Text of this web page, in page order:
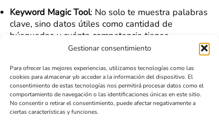
Gestionar consentimiento
Para ofrecer las mejores experiencias, utilizamos tecnologías como las
cookies para almacenar y/o acceder a la información del dispositivo. El
consentimiento de estas tecnologías nos permitirá procesar datos como el
comportamiento de navegación o las identificaciones únicas en este sitio.
No consentir o retirar el consentimiento, puede afectar negativamente a
ciertas características y funciones.
Keyword Magic Tool: No solo te muestra palabras
clave, sino datos útiles como cantidad de
búsquedas y cuánta competencia tienes.
Análisis contextual: Observa los tipos de sitios
palabra clave. Si todo son tutoriales, seguramente
la intención es informativa. Si abundan productos,
probablemente hay intención de compra.
Análisis de la competencia : Descubre qué
intenciones predominan entre las keywords de